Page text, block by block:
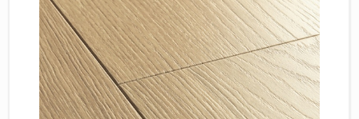
Палитра
Серый
Бежевый
Дуб светлый
Кварцевый ламинат SPC
Подложка под паркет и ламинат